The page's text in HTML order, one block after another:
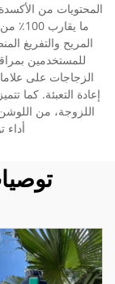
المحتويات من
المريح والتفريغ
للمستخدمين
الزجاجات على
إعادة التعبئة. كما
اللزوجة، من